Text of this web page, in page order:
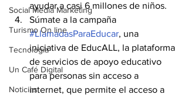
Social Media Marketing
Turismo On line
Tecnología
Un Café Digital
Noticias
ayudar a casi 6 millones de niños.
Súmate a la campaña
#LlamadasParaEducar, una
iniciativa de EducALL, la plataforma
de servicios de apoyo educativo
para personas sin acceso a
internet, que permite el acceso a